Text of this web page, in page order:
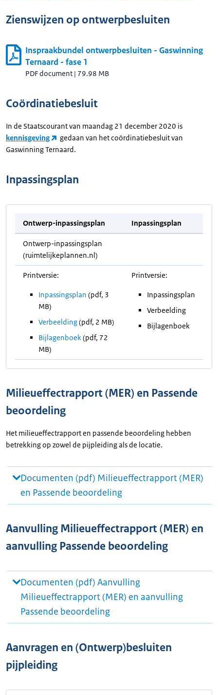
Zienswijzen op ontwerpbesluiten
Inspraakbundel ontwerpbesluiten - Gaswinning
Ternaard - fase 1
PDF document | 79.98 MB
Coördinatiebesluit
In de Staatscourant van maandag 21 december 2020 is
kennisgeving
gedaan van het coördinatiebesluit van
Gaswinning Ternaard.
Inpassingsplan
Ontwerp-inpassingsplan Inpassingsplan
Ontwerp-inpassingsplan
(ruimtelijkeplannen.nl)
Printversie:
Inpassingsplan (pdf, 3
MB)
Verbeelding(pdf, 2 MB)
Bijlagenboek(pdf, 72
MB)
Printversie:
Inpassingsplan
Verbeelding
Bijlagenboek
Milieueffectrapport (MER) en Passende
beoordeling
Het milieueffectrapport en passende beoordeling hebben
betrekking op zowel de pijpleiding als de locatie.
Documenten (pdf) Milieueffectrapport (MER)
en Passende beoordeling
Aanvulling Milieueffectrapport (MER) en
aanvulling Passende beoordeling
Documenten (pdf) Aanvulling
Milieueffectrapport (MER) en aanvulling
Passende beoordeling
Aanvragen en (Ontwerp)besluiten
pijpleiding